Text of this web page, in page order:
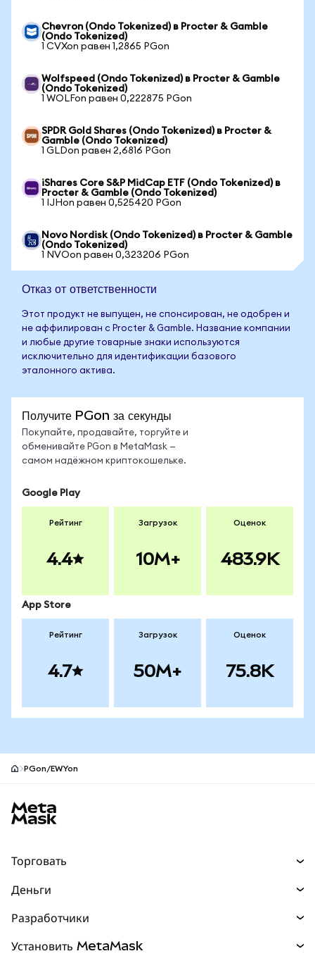
Chevron (Ondo Tokenized) в Procter & Gamble
(Ondo Tokenized)
1 CVXon равен 1,2865 PGon
Wolfspeed (Ondo Tokenized) в Procter & Gamble
(Ondo Tokenized)
1 WOLFon равен 0,222875 PGon
SPDR Gold Shares (Ondo Tokenized) в Procter &
Gamble (Ondo Tokenized)
1 GLDon равен 2,6816 PGon
iShares Core S&P MidCap ETF (Ondo Tokenized) в
Procter & Gamble (Ondo Tokenized)
1 IJHon равен 0,525420 PGon
Novo Nordisk (Ondo Tokenized) в Procter & Gamble
(Ondo Tokenized)
1 NVOon равен 0,323206 PGon
Отказ от ответственности
Этот продукт не выпущен, не спонсирован, не одобрен и
не аффилирован с Procter & Gamble. Название компании
и любые другие товарные знаки используются
исключительно для идентификации базового
эталонного актива.
Получите PGon за секунды
Покупайте, продавайте, торгуйте и
обменивайте PGon в MetaMask —
самом надёжном криптокошельке.
Google Play
Рейтинг
4.4
Загрузок
10M+
Оценок
483.9K
App Store
Рейтинг
4.7
Загрузок
50M+
Оценок
75.8K
PGon/EWYon
Торговать
Прогнозы
Перпы НОВИНКА
Деньги
mUSD
Разработчики
Установить MetaMask